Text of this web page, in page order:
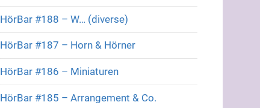
HörBar #188 – W… (diverse)
HörBar #187 – Horn & Hörner
HörBar #186 – Miniaturen
HörBar #185 – Arrangement & Co.